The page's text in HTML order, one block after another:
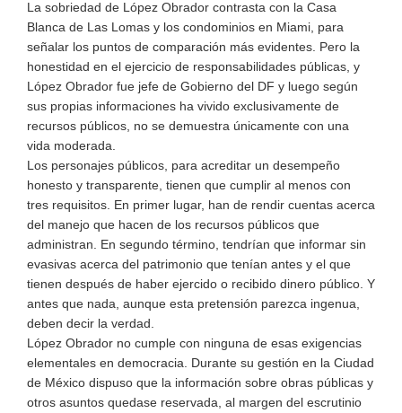
La sobriedad de López Obrador contrasta con la Casa
Blanca de Las Lomas y los condominios en Miami, para
señalar los puntos de comparación más evidentes. Pero la
honestidad en el ejercicio de responsabilidades públicas, y
López Obrador fue jefe de Gobierno del DF y luego según
sus propias informaciones ha vivido exclusivamente de
recursos públicos, no se demuestra únicamente con una
vida moderada.
Los personajes públicos, para acreditar un desempeño
honesto y transparente, tienen que cumplir al menos con
tres requisitos. En primer lugar, han de rendir cuentas acerca
del manejo que hacen de los recursos públicos que
administran. En segundo término, tendrían que informar sin
evasivas acerca del patrimonio que tenían antes y el que
tienen después de haber ejercido o recibido dinero público. Y
antes que nada, aunque esta pretensión parezca ingenua,
deben decir la verdad.
López Obrador no cumple con ninguna de esas exigencias
elementales en democracia. Durante su gestión en la Ciudad
de México dispuso que la información sobre obras públicas y
otros asuntos quedase reservada, al margen del escrutinio